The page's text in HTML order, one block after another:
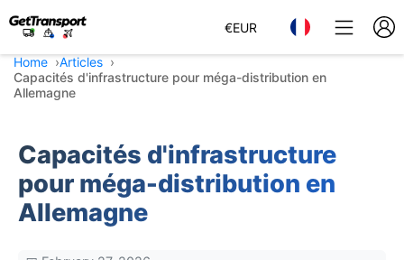
€EUR
Home
Articles
Capacités d'infrastructure pour méga-distribution en
Allemagne
Capacités d'infrastructure
pour méga-distribution en
Allemagne